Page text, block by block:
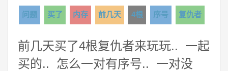
问题 买了 内存 前几天 4根 序号 复仇者
前几天买了4根复仇者来玩玩.. 一起
买的.. 怎么一对有序号.. 一对没